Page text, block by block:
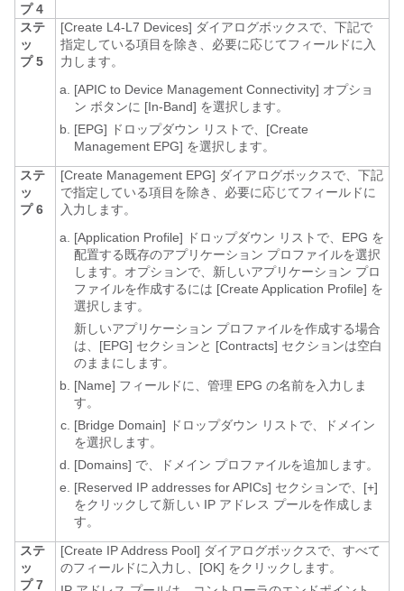
プ 4
ステ
ッ
プ 5
[Create L4-L7 Devices] ダイアログボックスで、下記で
指定している項目を除き、必要に応じてフィールドに入
力します。
[APIC to Device Management Connectivity] オプショ
ン ボタンに [In-Band] を選択します。
[EPG]
ドロップダウン リストで、[Create
Management EPG] を選択します。
ステ
ッ
プ 6
[Create Management EPG] ダイアログボックスで、下記
で指定している項目を除き、必要に応じてフィールドに
入力します。
[Application Profile]
ドロップダウン リストで、EPG を
配置する既存のアプリケーション プロファイルを選択
します。オプションで、新しいアプリケーション プロ
ファイルを作成するには [Create Application Profile] を
選択します。
新しいアプリケーション プロファイルを作成する場合
は、[EPG] セクションと [Contracts] セクションは空白
のままにします。
[Name] フィールドに、管理 EPG の名前を入力しま
す。
[Bridge Domain]
ドロップダウン リストで、ドメイン
を選択します。
[Domains] で、ドメイン プロファイルを追加します。
[Reserved IP addresses for APICs] セクションで、[+]
をクリックして新しい IP アドレス プールを作成しま
す。
ステ
ッ
プ 7
[Create IP Address Pool] ダイアログボックスで、すべて
のフィールドに入力し、[OK] をクリックします。